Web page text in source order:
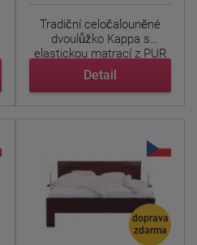
Tradiční celočalouněné
dvoulůžko Kappa s
elastickou matrací z PUR
...
Detail
doprava
zdarma